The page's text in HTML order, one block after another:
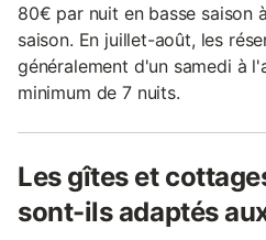
80€ par nuit en basse saison
saison. En juillet-août, les
généralement d'un samedi à
minimum de 7 nuits.
Les gîtes et
sont-ils adaptés